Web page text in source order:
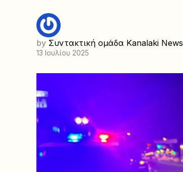
by Συντακτική ομάδα Kanalaki News
13 Ιουλίου 2025